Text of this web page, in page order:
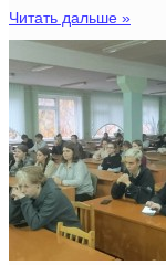
Читать дальше »